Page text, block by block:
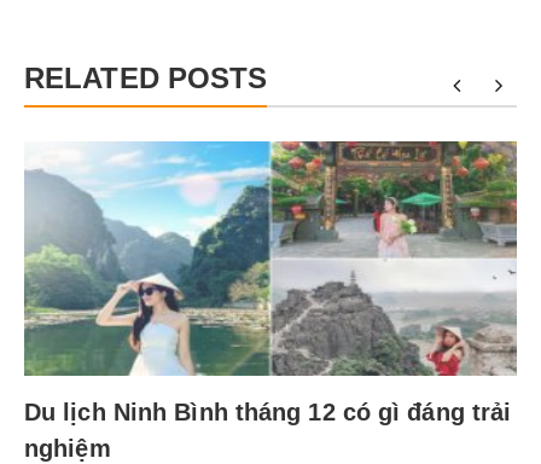
RELATED POSTS
Du lịch Ninh Bình tháng 12 có gì đáng trải
nghiệm